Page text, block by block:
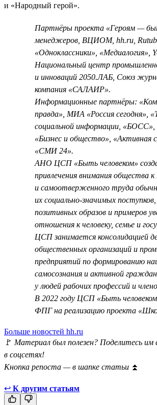
и «Народный герой».
Партнёры проекта «Героям —
менеджеров, ВЦИОМ, hh.ru,
«Одноклассники», «Медиалогия»,
Национальный центр
и инноваций 2050.ЛАБ, Союз
компания «САЛАИР».
Информационные партнёры:
правда», МИА «Россия сегодня»,
социальной информации, «БОСС»,
«Бизнес и общество», «Активная
«СМИ 24».
АНО ЦСП «Быть человеком»
привлечения внимания общества
и самоотверженного труда
их социально-значимых поступков,
позитивных образов и примеров
отношения к человеку, семье и
ЦСП занимается консолидацией
общественных организаций и
предприятий по формированию
самосознания и активной
у людей рабочих профессий и
В 2022 году ЦСП «Быть
ФПГ на реализацию проекта
Больше новостей hh.ru
🚩 Материал был полезен? Поделитесь им
в соцсетях!
Кнопка репоста — в шапке статьи ⏫
↩ К другим статьям